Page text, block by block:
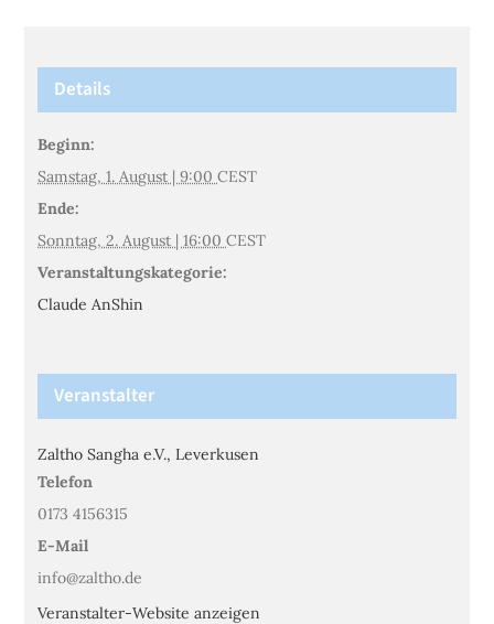
Details
Beginn:
Samstag, 1. August | 9:00CEST
Ende:
Sonntag, 2. August | 16:00CEST
Veranstaltungskategorie:
Claude AnShin
Veranstalter
Zaltho Sangha e.V., Leverkusen
Telefon
0173 4156315
E-Mail
info@zaltho.de
Veranstalter-Website anzeigen